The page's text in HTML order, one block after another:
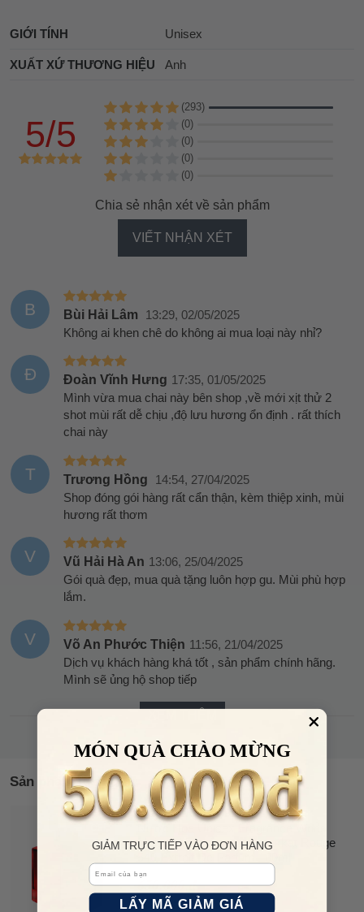
GIỚI TÍNH Unisex
XUẤT XỨ THƯƠNG HIỆU Anh
5/5
(293)
(0)
(0)
(0)
(0)
Chia sẻ nhận xét về sản phẩm
VIẾT NHẬN XÉT
B Bùi Hải Lâm
13:29, 02/05/2025
Không ai khen chê do không ai mua loại này nhỉ?
Đ Đoàn Vĩnh Hưng 17:35, 01/05/2025
Mình vừa mua chai này bên shop ,về mới xịt thử 2
shot mùi rất dễ chịu ,độ lưu hương ổn định . rất thích
chai này
T Trương Hồng
14:54, 27/04/2025
Shop đóng gói hàng rất cẩn thận, kèm thiệp xinh, mùi
hương rất thơm
V Vũ Hải Hà An 13:06, 25/04/2025
Gói quà đẹp, mua quà tặng luôn hợp gu. Mùi phù hợp
lắm.
V Võ An Phước Thiện 11:56, 21/04/2025
Dịch vụ khách hàng khá tốt , sản phẩm chính hãng.
Mình sẽ ủng hộ shop tiếp
Sản phẩm tương tự
32% FRAGRANCE WORLD
Maison Vaporisateur Barakkat Rouge
650.000 đ
950.000 đ
MÓN QUÀ CHÀO MỪNG
GIẢM TRỰC TIẾP VÀO ĐƠN HÀNG
Email
LẤY MÃ GIẢM GIÁ